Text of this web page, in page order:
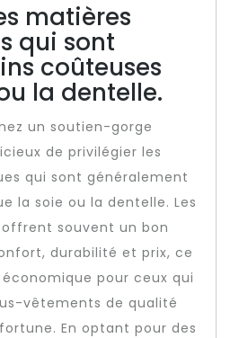
matières
qui sont
coûteuses
la dentelle.
un soutien-gorge
de privilégier les
qui sont généralement
la soie ou la dentelle. Les
souvent un bon
durabilité et prix, ce
pour ceux qui
vêtements de qualité
En optant pour des